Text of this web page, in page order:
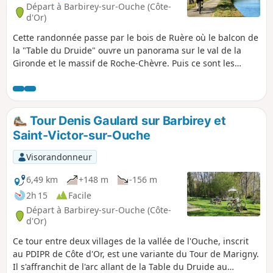
Départ à Barbirey-sur-Ouche (Côte-
d'Or)
Cette randonnée passe par le bois de Ruère où le balcon de
la "Table du Druide" ouvre un panorama sur le val de la
Gironde et le massif de Roche-Chèvre. Puis ce sont les
dormant, les vestiges de la porterie, du pigeonnier, de la
chapelle. L'Ouche franchie à Saint-Victor, le retour passe par
le chemin de halage du Canal de Bourgogne.
Tour Denis Gaulard sur Barbirey et
Saint-Victor-sur-Ouche
Visorandonneur
6,49 km
+148 m
-156 m
2h 15
Facile
Départ à Barbirey-sur-Ouche (Côte-
d'Or)
Ce tour entre deux villages de la vallée de l'Ouche, inscrit
au PDIPR de Côte d'Or, est une variante du Tour de Marigny.
Il s'affranchit de l'arc allant de la Table du Druide au